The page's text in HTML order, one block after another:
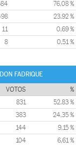
76,08 %
23,92 %
11 0,69 %
8 0,51 %
FADRIQUE
VOTOS %
831 52,83 %
383 24,35 %
144 9,15 %
104 6,61 %